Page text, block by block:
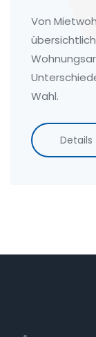
Von
Wahl.
Details